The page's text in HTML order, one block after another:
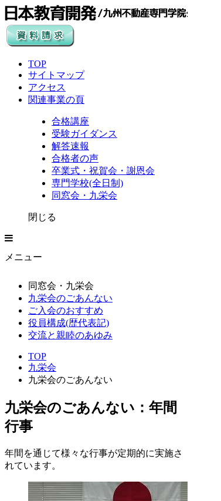
TOP
サイトマップ
アクセス
関連事業の頁
合格講座
受験ガイダンス
解答速報
合格者の声
卒業式・祝賀会・謝恩会
専門学校(全日制)
同窓会・九栄会
閉じる
メニュー
同窓会・九栄会
九栄会のごあんない
ご入会のおすすめ
役員構成(歴代表記)
交流と親睦のあゆみ
TOP
九栄会
九栄会のごあんない
九栄会のごあんない：年間
行事
年間を通じて様々な行事が定期的に実施さ
れています。